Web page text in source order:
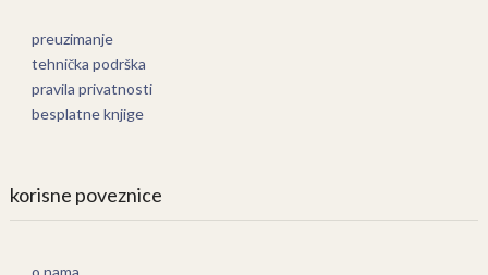
preuzimanje
tehnička podrška
pravila privatnosti
besplatne knjige
korisne poveznice
o nama